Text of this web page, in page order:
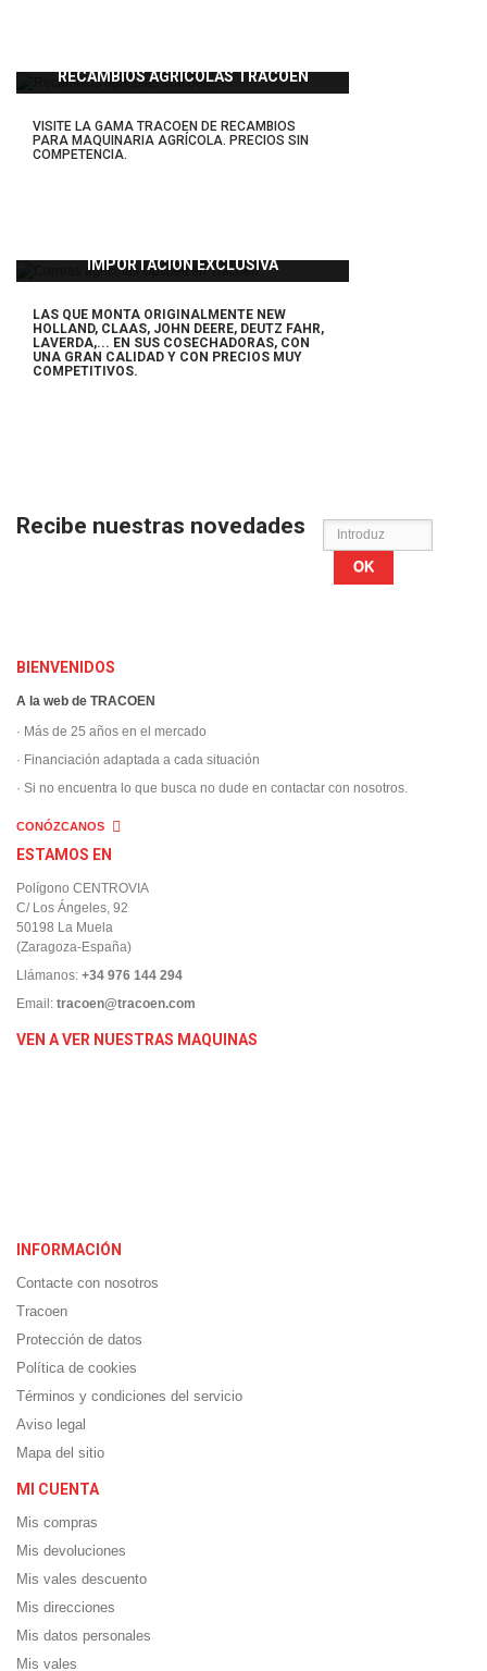
RECAMBIOS AGRÍCOLAS TRACOEN
VISITE LA GAMA TRACOEN DE RECAMBIOS
PARA MAQUINARIA AGRÍCOLA. PRECIOS SIN
COMPETENCIA.
IMPORTACIÓN EXCLUSIVA
LAS QUE MONTA ORIGINALMENTE NEW
HOLLAND, CLAAS, JOHN DEERE, DEUTZ FAHR,
LAVERDA,... EN SUS COSECHADORAS, CON
UNA GRAN CALIDAD Y CON PRECIOS MUY
COMPETITIVOS.
Recibe nuestras novedades
OK
BIENVENIDOS
A la web de TRACOEN
· Más de 25 años en el mercado
· Financiación adaptada a cada situación
· Si no encuentra lo que busca no dude en contactar con nosotros.
CONÓZCANOS
ESTAMOS EN
Polígono CENTROVIA
C/ Los Ángeles, 92
50198 La Muela
(Zaragoza-España)
Llámanos: +34 976 144 294
Email: tracoen@tracoen.com
VEN A VER NUESTRAS MAQUINAS
INFORMACIÓN
Contacte con nosotros
Tracoen
Protección de datos
Política de cookies
Términos y condiciones del servicio
Aviso legal
Mapa del sitio
MI CUENTA
Mis compras
Mis devoluciones
Mis vales descuento
Mis direcciones
Mis datos personales
Mis vales